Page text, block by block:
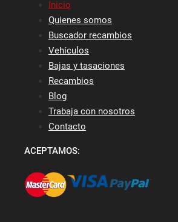
Inicio
Quienes somos
Buscador recambios
Vehículos
Bajas y tasaciones
Recambios
Blog
Trabaja con nosotros
Contacto
ACEPTAMOS: